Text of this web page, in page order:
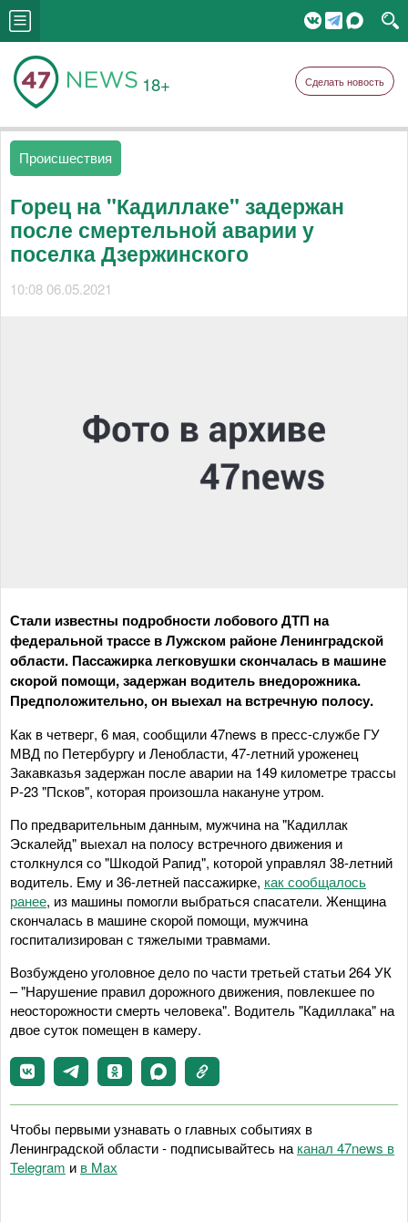
18+ Сделать новость
Происшествия
Горец на "Кадиллаке" задержан
после смертельной аварии у
поселка Дзержинского
10:08 06.05.2021
Стали известны подробности лобового ДТП на
федеральной трассе в Лужском районе Ленинградской
области. Пассажирка легковушки скончалась в машине
скорой помощи, задержан водитель внедорожника.
Предположительно, он выехал на встречную полосу.
Как в четверг, 6 мая, сообщили 47news в пресс-службе ГУ
МВД по Петербургу и Ленобласти, 47-летний уроженец
Закавказья задержан после аварии на 149 километре трассы
Р-23 "Псков", которая произошла накануне утром.
По предварительным данным, мужчина на "Кадиллак
Эскалейд" выехал на полосу встречного движения и
столкнулся со "Шкодой Рапид", которой управлял 38-летний
водитель. Ему и 36-летней пассажирке, как сообщалось
ранее, из машины помогли выбраться спасатели. Женщина
скончалась в машине скорой помощи, мужчина
госпитализирован с тяжелыми травмами.
Возбуждено уголовное дело по части третьей статьи 264 УК
– "Нарушение правил дорожного движения, повлекшее по
неосторожности смерть человека". Водитель "Кадиллака" на
двое суток помещен в камеру.
Чтобы первыми узнавать о главных событиях в
Ленинградской области - подписывайтесь на канал 47news в
Telegram и в Maх